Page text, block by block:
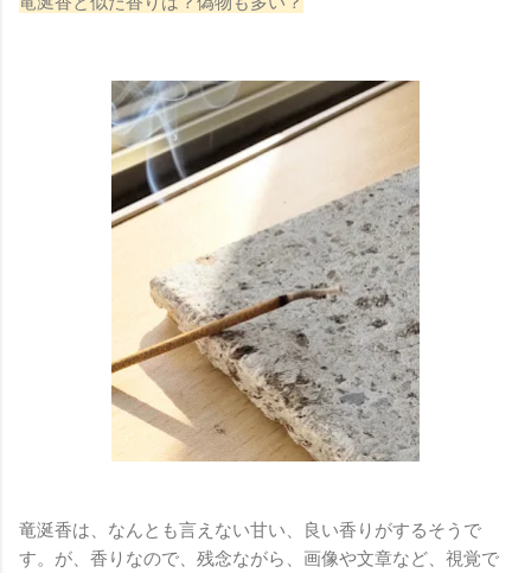
竜涎香は、なんとも言えない甘い、良い香りがするそうで
す。が、香りなので、残念ながら、画像や文章など、視覚で